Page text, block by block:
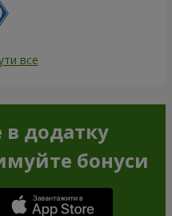
все
додатку
бонуси